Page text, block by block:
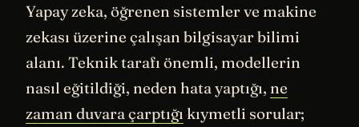
Yapay zeka, öğrenen sistemler ve makine
zekası üzerine çalışan bilgisayar bilimi
alanı. Teknik tarafı önemli, modellerin
nasıl eğitildiği, neden hata yaptığı, ne
zaman duvara çarptığı kıymetli sorular;